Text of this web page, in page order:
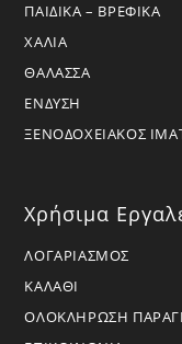
ΠΑΙΔΙΚΑ – ΒΡΕΦΙΚΑ
ΧΑΛΙΑ
ΘΑΛΑΣΣΑ
ΕΝΔΥΣΗ
ΞΕΝΟΔΟΧΕΙΑΚΟΣ
Χρήσιμα
ΛΟΓΑΡΙΑΣΜΟΣ
ΚΑΛΑΘΙ
ΟΛΟΚΛΗΡΩΣΗ